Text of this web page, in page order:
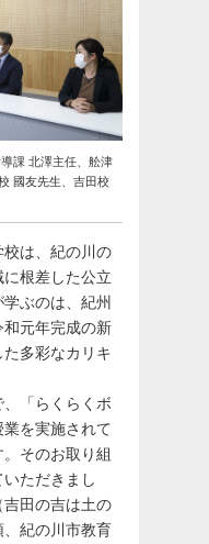
課 北澤主任、舩津
國友先生、吉田校
は、紀の川の
根差した公立
ぶのは、紀州
元年完成の新
多彩なカリキ
「らくらくボ
を実施されて
そのお取り組
ただきまし
田の吉は土の
、紀の川市教育